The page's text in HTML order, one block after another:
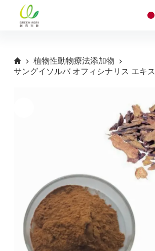
へ
ス
植物性動物療法添加物
サングイソルバ オフィシナリス エキス